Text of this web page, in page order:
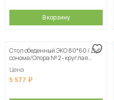
В корзину
Стол обеденный ЭКО 80*60 / Дуб
сонома/Опора № 2- круглая
Цена
5 577